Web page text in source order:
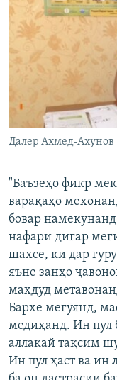
Далер Ахмед-Ахунов
"Баъзеҳо фикр
варақаҳо
бовар
нафари дигар
шахсе, ки дар
яъне занҳо
маҳдуд
Бархе мегӯянд,
медиҳанд. Ин пул
аллакай тақсим
Ин пул ҳаст ва ин